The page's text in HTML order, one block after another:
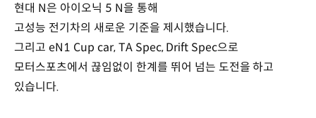
현대 N은 아이오닉 5 N을 통해
고성능 전기차의 새로운 기준을 제시했습니다.
그리고 eN1 Cup car, TA Spec, Drift Spec으로
모터스포츠에서 끊임없이 한계를 뛰어 넘는 도전을 하고
있습니다.